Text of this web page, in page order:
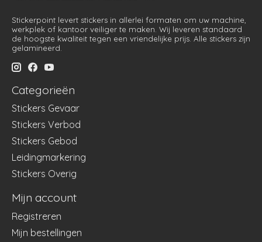
Stickerpoint levert stickers in allerlei formaten om uw machine,
werkplek of kantoor veiliger te maken. Wij leveren standaard
de hoogste kwaliteit tegen een vriendelijke prijs. Alle stickers zijn
gelamineerd.
Categorieën
Stickers Gevaar
Stickers Verbod
Stickers Gebod
Leidingmarkering
Stickers Overig
Mijn account
Registreren
Mijn bestellingen